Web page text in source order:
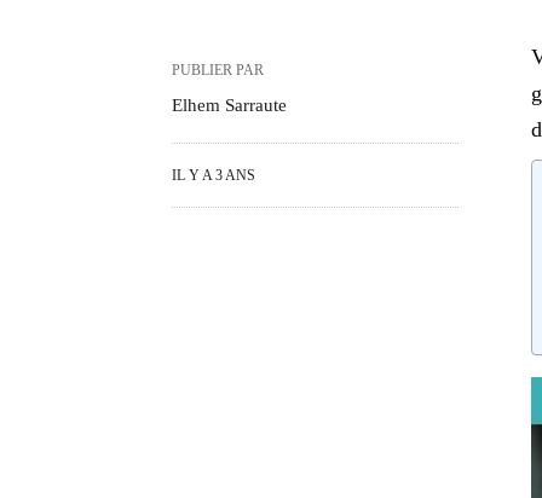
PUBLIER PAR
Elhem Sarraute
IL Y A 3 ANS